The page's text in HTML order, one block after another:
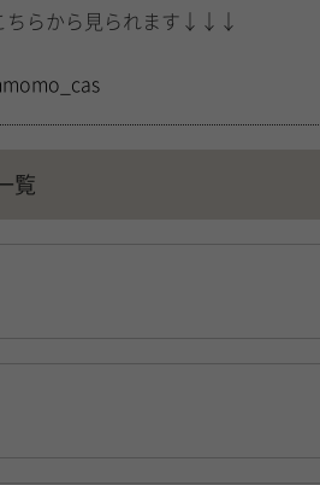
ちらから見られます↓↓↓
覧